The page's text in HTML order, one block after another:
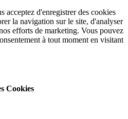
acceptez d'enregistrer des cookies
la navigation sur le site, d'analyser
efforts de marketing. Vous pouvez
à tout moment en visitant
Cookies